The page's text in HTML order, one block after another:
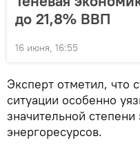
до 21,8% ВВП
16 июня, 16:55
Эксперт отметил, что
ситуации особенно
значительной
энергоресурсов.